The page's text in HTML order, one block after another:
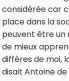
considérée car
place dans la
peuvent être un
de mieux
diffères de moi,
disait Antoine